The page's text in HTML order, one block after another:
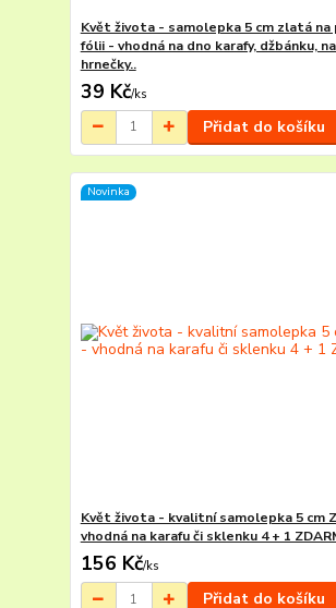
Květ života - samolepka 5 cm zlatá na
fólii - vhodná na dno karafy, džbánku,
hrnečky..
39 Kč/ks
Přidat do košíku
Novinka
Květ života - kvalitní samolepka 5 cm
vhodná na karafu či sklenku 4 + 1
156 Kč/ks
Přidat do košíku